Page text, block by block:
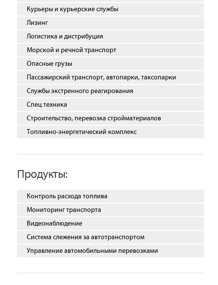
Курьеры и курьерские службы
Лизинг
Логистика и дистрибуция
Морской и речной транспорт
Опасные грузы
Пассажирский транспорт, автопарки, таксопарки
Службы экстренного реагирования
Спец.техника
Строительство, перевозка стройматериалов
Топливно-энергетический комплекс
Продукты:
Контроль расхода топлива
Мониторинг транспорта
Видеонаблюдение
Система слежения за автотранспортом
Управление автомобильными перевозками